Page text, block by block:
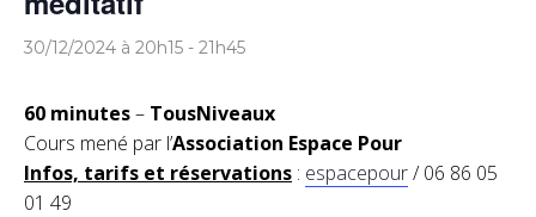
30/12/2024 à 20h15 - 21h45
60 minutes– TousNiveaux
Cours mené par l’Association Espace Pour
Infos, tarifs et réservations : espacepour/ 06 86 05
01 49